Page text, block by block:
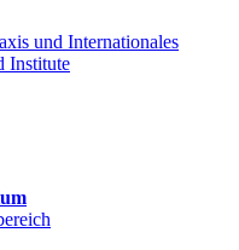
und Internationales
Institute